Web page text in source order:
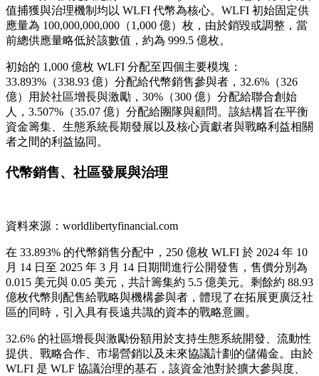
值捕獲與治理機制均以 WLFI 代幣為核心。WLFI 初始固定供
應量為 100,000,000,000（1,000 億）枚，由於銷毀或調整，當
前總供應量略低於該數值，約為 999.5 億枚。
初始的 1,000 億枚 WLFI 分配至四個主要模塊：
33.893%（338.93 億）分配給代幣銷售參與者，32.6%（326
億）用於社區增長與激勵，30%（300 億）分配給聯合創始
人，3.507%（35.07 億）分配給團隊與顧問。該結構旨在平衡
資金籌集、生態系統長期發展以及核心貢獻者與戰略利益相關
者之間的利益協同。
代幣銷售、社區發展與治理
資料來源：worldlibertyfinancial.com
在 33.893% 的代幣銷售分配中，250 億枚 WLFI 於 2024 年 10
月 14 日至 2025 年 3 月 14 日期間進行公開發售，售價分別為
0.015 美元與 0.05 美元，共計籌集約 5.5 億美元。剩餘約 88.93
億枚代幣則配售給戰略與機構參與者，體現了在拓展更廣泛社
區的同時，引入具有長遠共識的資本的戰略意圖。
32.6% 的社區增長與激勵份額用於支持生態系統開發、流動性
提供、戰略合作、市場營銷以及未來協議計劃的儲備金。由於
WLFI 是 WLF 協議治理的基石，該資金池對於擴大參與度、